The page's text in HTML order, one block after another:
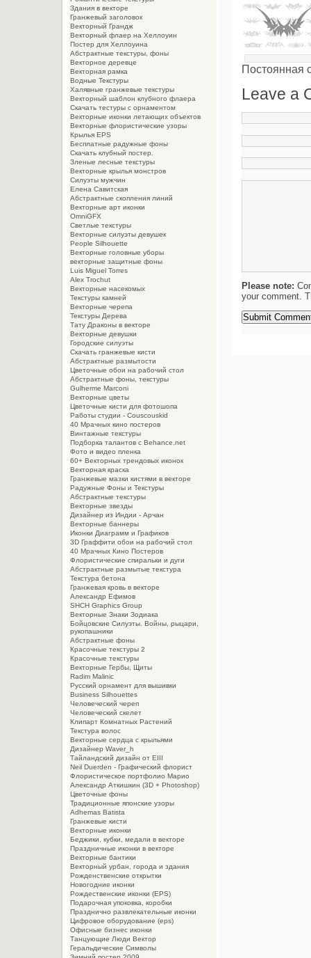
Постоянная
Leave a
Please note:
your comment.
Здания в векторе
Гранжевый заголовок
Векторный Грандж
Векторный флаер на Хеллоуин
Постер для Хеллоуина
Абстрактные текстуры, фоны
Векторное деревце
Векторная рамка
Водные Текстуры
Халявные гранжевые текстуры
Векторный шаблон клубного флаера
Скачать тестуры с орнаментом
Векторные иконки летающих объектов
Векторные флористические узоры
Крылья EPS
Бесплатные радужные фоны
Скачать клубный постер.
Зленые лесные текстуры
Векторные крылья монстров
Силуэты мужчин
Елена Савитская
Абстрактные скопления линий
Векторные арт иконки
OmniGFX
Светлые текстуры
Векторные силуэты девушек
People Silhouette
Векторные головные уборы
векторные защитные фоны
Luis Miguel Torres
Alex Trochut
Векторные насекомых
Текстуры камней
Векторные черепа
Текстуры Дерева
Тату Драконы в векторе
Векторные девушки
Городские силуэты
Скачать гранжевые кисти
Абстрактные размытости
Цветочные обои на рабочий стол
Абстрактные фоны, текстуры
Gulherme Marconi
Векторные цветы
Цветочные кисти для фотошопа
Работы студии - Couscouskid
40 Мрачных кино постеров
Винтажные текстуры
Подборка талантов с Behance.net
Фото и видео пленка
60+ Векторных трендовых иконок
Векторная краска
Гранжевые мазки кистями в векторе
Радужные Фоны и Текстуры
Абстрактные текстуры
Векторные звезды
Дизайнер из Индии - Арчан
Векторные баннеры
Иконки Диаграмм и Графиков
3D Граффити обои на рабочий стол
40 Мрачных Кино Постеров
Флористические спиральки и дуги
Абстрактные размытые текстура
Текстура бетона
Гранжевая кровь в векторе
Александр Ефимов
SHCH Graphics Group
Векторные Знаки Зодиака
Бойцовские Силуэты. Войны, рыцари,
рукопашники
Абстрактные фоны
Красочные текстуры 2
Красочные текстуры
Векторные Гербы, Щиты
Radim Malinic
Русский орнамент для вышивки
Business Silhouettes
Человеческий череп
Человеческий скелет
Клипарт Комнатных Растений
Текстура волос
Векторные сердца с крыльями
Дизайнер Waver_h
Тайландский дизайн от EIII
Neil Duerden - Графический флорист
Флористическое портфолио Марио
Александр Аткишкин (3D + Photoshop)
Цветочные фоны
Традиционные японские узоры
Adhemas Batista
Гранжевые кисти
Векторные иконки
Беджики, кубки, медали в векторе
Праздничные иконки в векторе
Векторные бантики
Векторный урбан, города и здания
Рожденственские открытки
Новогодние иконки
Рождественские иконки (EPS)
Подарочная упоковка, коробки
Празднично развлекательные иконки
Цифровое оборудование (eps)
Офисные бизнес иконки
Танцующие Люди Вектор
Геральдические Символы